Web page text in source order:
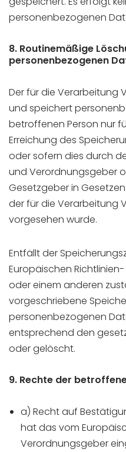
personenbezogenen
8. Routinemäßige
personenbezogenen
Der für die Verarbeitung
und speichert
betroffenen Person nur
Erreichung des
oder sofern dies durch
und Verordnungsgeber
Gesetzgeber in
der für die Verarbeitung
vorgesehen wurde.
Entfällt der
Europäischen
oder einem anderen
vorgeschriebene
personenbezogenen
entsprechend den
oder gelöscht.
9. Rechte der
a) Recht auf
hat das vom
Verordnungsgeber